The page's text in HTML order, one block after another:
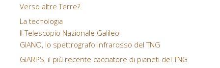
Verso altre Terre?
La tecnologia
Il Telescopio Nazionale Galileo
GIANO, lo spettrografo infrarosso del TNG
GIARPS, il più recente cacciatore di pianeti del TNG